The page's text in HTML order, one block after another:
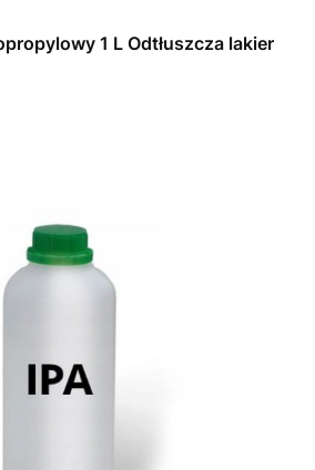
1 L Odtłuszcza lakier